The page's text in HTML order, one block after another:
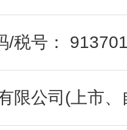
/税号：
限公司(上市